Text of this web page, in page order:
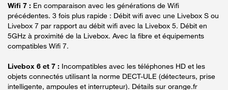
Wifi 7 : En comparaison avec les générations de Wifi
précédentes. 3 fois plus rapide : Débit wifi avec une Livebox S ou
Livebox 7 par rapport au débit wifi avec la Livebox 5. Débit en
5GHz à proximité de la Livebox. Avec la fibre et équipements
compatibles Wifi 7.
Livebox 6 et 7 : Incompatibles avec les téléphones HD et les
objets connectés utilisant la norme DECT-ULE (détecteurs, prise
intelligente, ampoules et interrupteur). Détails sur orange.fr